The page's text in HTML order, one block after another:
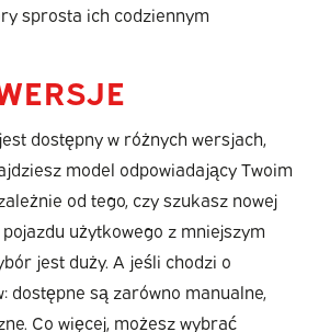
sprosta ich codziennym
dostępny w różnych wersjach,
model odpowiadający Twoim
od tego, czy szukasz nowej
użytkowego z mniejszym
jest duży. A jeśli chodzi o
dostępne są zarówno manualne,
Co więcej, możesz wybrać